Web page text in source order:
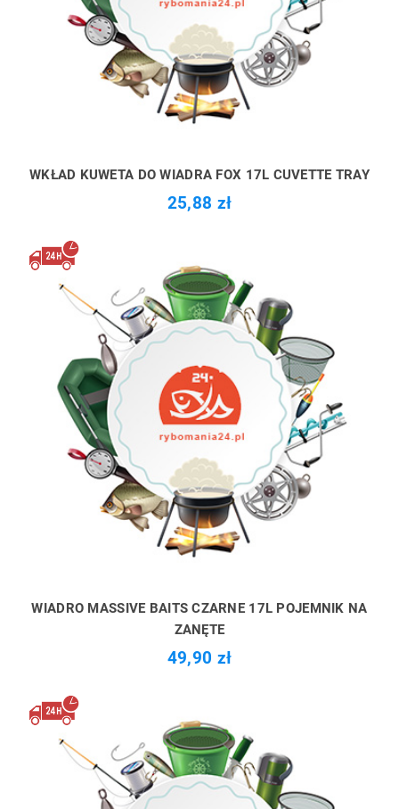
WKŁAD KUWETA DO WIADRA FOX 17L CUVETTE TRAY
25,88 zł
WIADRO MASSIVE BAITS CZARNE 17L POJEMNIK NA
ZANĘTE
49,90 zł